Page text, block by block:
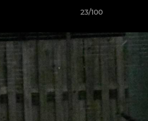
23/100